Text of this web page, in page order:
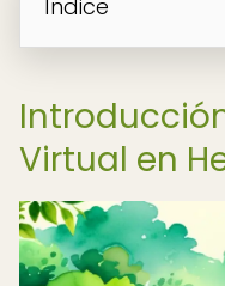
Índice
Virtual en